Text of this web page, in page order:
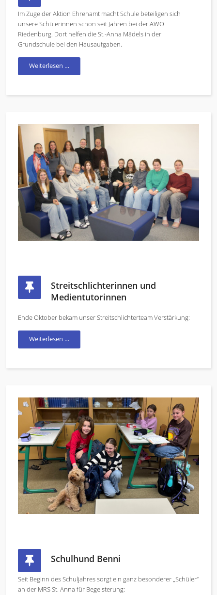
Im Zuge der Aktion Ehrenamt macht Schule beteiligen sich
unsere Schülerinnen schon seit Jahren bei der AWO
Riedenburg. Dort helfen die St.-Anna Mädels in der
Grundschule bei den Hausaufgaben.
Weiterlesen …
Streitschlichterinnen und
Medientutorinnen
Ende Oktober bekam unser Streitschlichterteam Verstärkung:
Weiterlesen …
Schulhund Benni
Seit Beginn des Schuljahres sorgt ein ganz besonderer „Schüler“
an der MRS St. Anna für Begeisterung: